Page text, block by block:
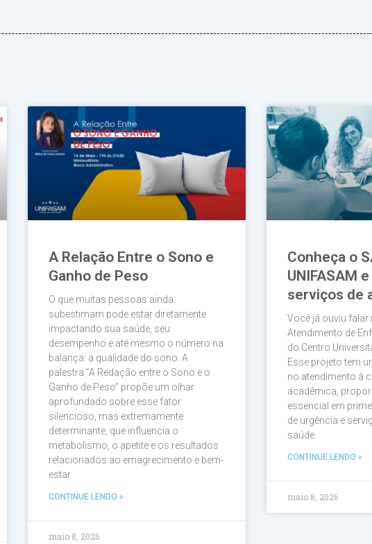
A Relação Entre o Sono e
Ganho de Peso
O que muitas pessoas ainda
subestimam pode estar diretamente
impactando sua saúde, seu
desempenho e até mesmo o número na
balança: a qualidade do sono. A
palestra ”A Redação entre o Sono e o
Ganho de Peso” propõe um olhar
aprofundado sobre esse fator
silencioso, mas extremamente
determinante, que influencia o
metabolismo, o apetite e os resultados
relacionados ao emagrecimento e bem-
estar
CONTINUE LENDO »
maio 8, 2026
Conheça o
UNIFASAM
serviços de
Você já ouviu falar
Atendimento de
do Centro
Esse projeto tem
no atendimento à
acadêmica,
essencial em
de urgência e
saúde.
CONTINUE LENDO »
maio 8, 2026
PáginaPáginaPáginaPágina